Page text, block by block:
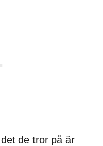
de tror på är